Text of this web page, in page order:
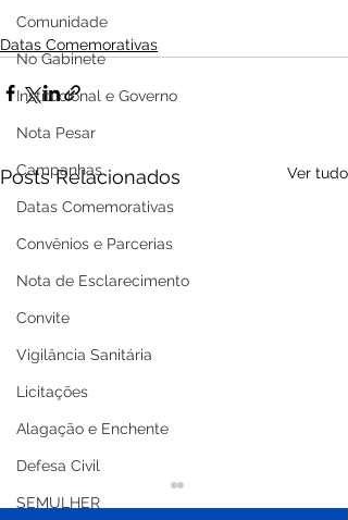
Comunidade
No Gabinete
Institucional e Governo
Nota Pesar
Campanhas
Datas Comemorativas
Convênios e Parcerias
Nota de Esclarecimento
Convite
Vigilância Sanitária
Licitações
Alagação e Enchente
Defesa Civil
SEMULHER
Datas Comemorativas
Posts Relacionados Ver tudo